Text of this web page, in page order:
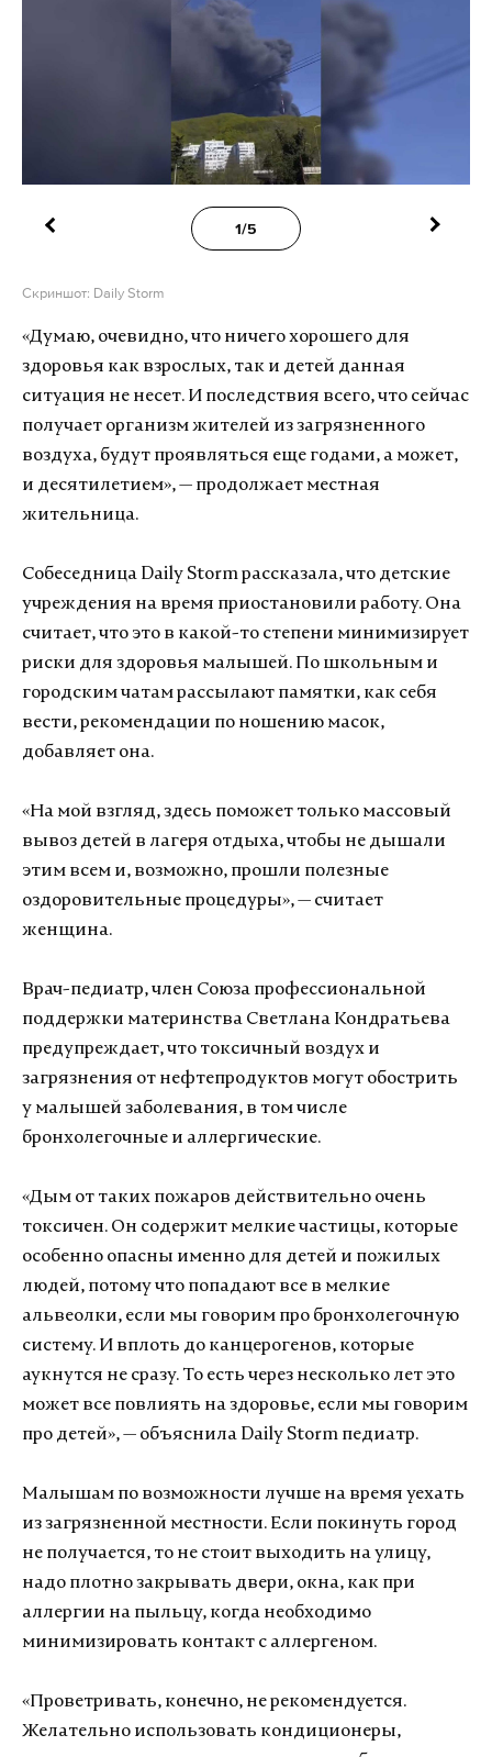
1/5
Скриншот: Daily Storm
«Думаю, очевидно, что ничего хорошего для
здоровья как взрослых, так и детей данная
ситуация не несет. И последствия всего, что сейчас
получает организм жителей из загрязненного
воздуха, будут проявляться еще годами, а может,
и десятилетием», — продолжает местная
жительница.
Собеседница Daily Storm рассказала, что детские
учреждения на время приостановили работу. Она
считает, что это в какой-то степени минимизирует
риски для здоровья малышей. По школьным и
городским чатам рассылают памятки, как себя
вести, рекомендации по ношению масок,
добавляет она.
«На мой взгляд, здесь поможет только массовый
вывоз детей в лагеря отдыха, чтобы не дышали
этим всем и, возможно, прошли полезные
оздоровительные процедуры», — считает
женщина.
Врач-педиатр, член Союза профессиональной
поддержки материнства Светлана Кондратьева
предупреждает, что токсичный воздух и
загрязнения от нефтепродуктов могут обострить
у малышей заболевания, в том числе
бронхолегочные и аллергические.
«Дым от таких пожаров действительно очень
токсичен. Он содержит мелкие частицы, которые
особенно опасны именно для детей и пожилых
людей, потому что попадают все в мелкие
альвеолки, если мы говорим про бронхолегочную
систему. И вплоть до канцерогенов, которые
аукнутся не сразу. То есть через несколько лет это
может все повлиять на здоровье, если мы говорим
про детей», — объяснила Daily Storm педиатр.
Малышам по возможности лучше на время уехать
из загрязненной местности. Если покинуть город
не получается, то не стоит выходить на улицу,
надо плотно закрывать двери, окна, как при
аллергии на пыльцу, когда необходимо
минимизировать контакт с аллергеном.
«Проветривать, конечно, не рекомендуется.
Желательно использовать кондиционеры,